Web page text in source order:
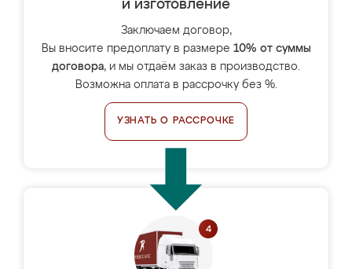
и изготовление
Заключаем договор,
Вы вносите предоплату в размере 10% от суммы
договора, и мы отдаём заказ в производство.
Возможна оплата в рассрочку без %.
УЗНАТЬ О РАССРОЧКЕ